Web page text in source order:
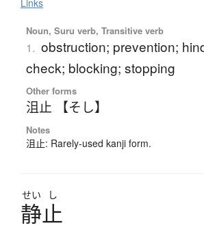
Noun, Suru verb, Transitive verb
1. obstruction; prevention;
check; blocking; stopping
Other forms
沮止 【そし】
Notes
沮止: Rarely-used kanji form.
せい し
静止